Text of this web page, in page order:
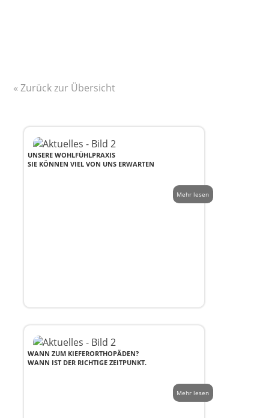
« Zurück zur Übersicht
UNSERE WOHLFÜHLPRAXIS
SIE KÖNNEN VIEL VON UNS ERWARTEN
Mehr lesen
WANN ZUM KIEFERORTHOPÄDEN?
WANN IST DER RICHTIGE ZEITPUNKT.
Mehr lesen